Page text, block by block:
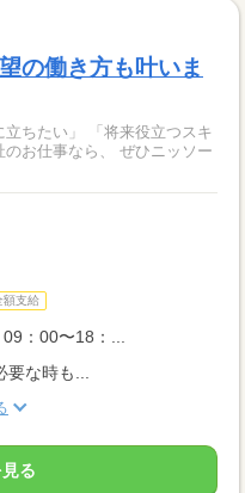
の働き方も叶いま
立ちたい」 「将来役立つスキ
額支給
：00〜18：...
な時も...
る